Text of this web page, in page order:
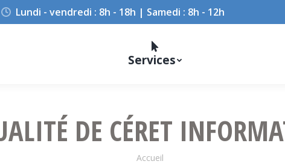
Lundi - vendredi : 8h - 18h | Samedi : 8h - 12h
Services
DE CÉRET
Vous êtes ici :
Accueil